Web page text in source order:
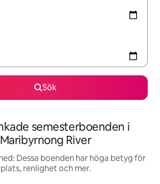
Sök
semesterboenden i
Maribyrnong River
Dessa boenden har höga betyg för
plats, renlighet och mer.